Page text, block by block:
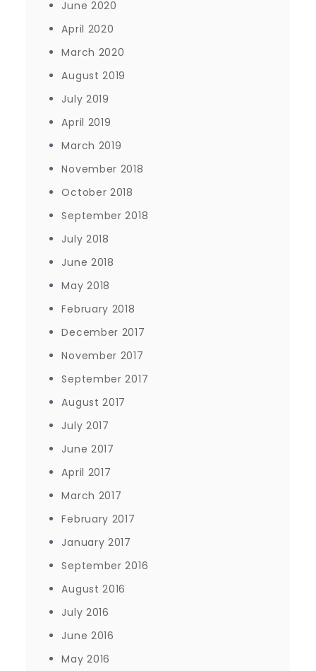
June 2020
April 2020
March 2020
August 2019
July 2019
April 2019
March 2019
November 2018
October 2018
September 2018
July 2018
June 2018
May 2018
February 2018
December 2017
November 2017
September 2017
August 2017
July 2017
June 2017
April 2017
March 2017
February 2017
January 2017
September 2016
August 2016
July 2016
June 2016
May 2016